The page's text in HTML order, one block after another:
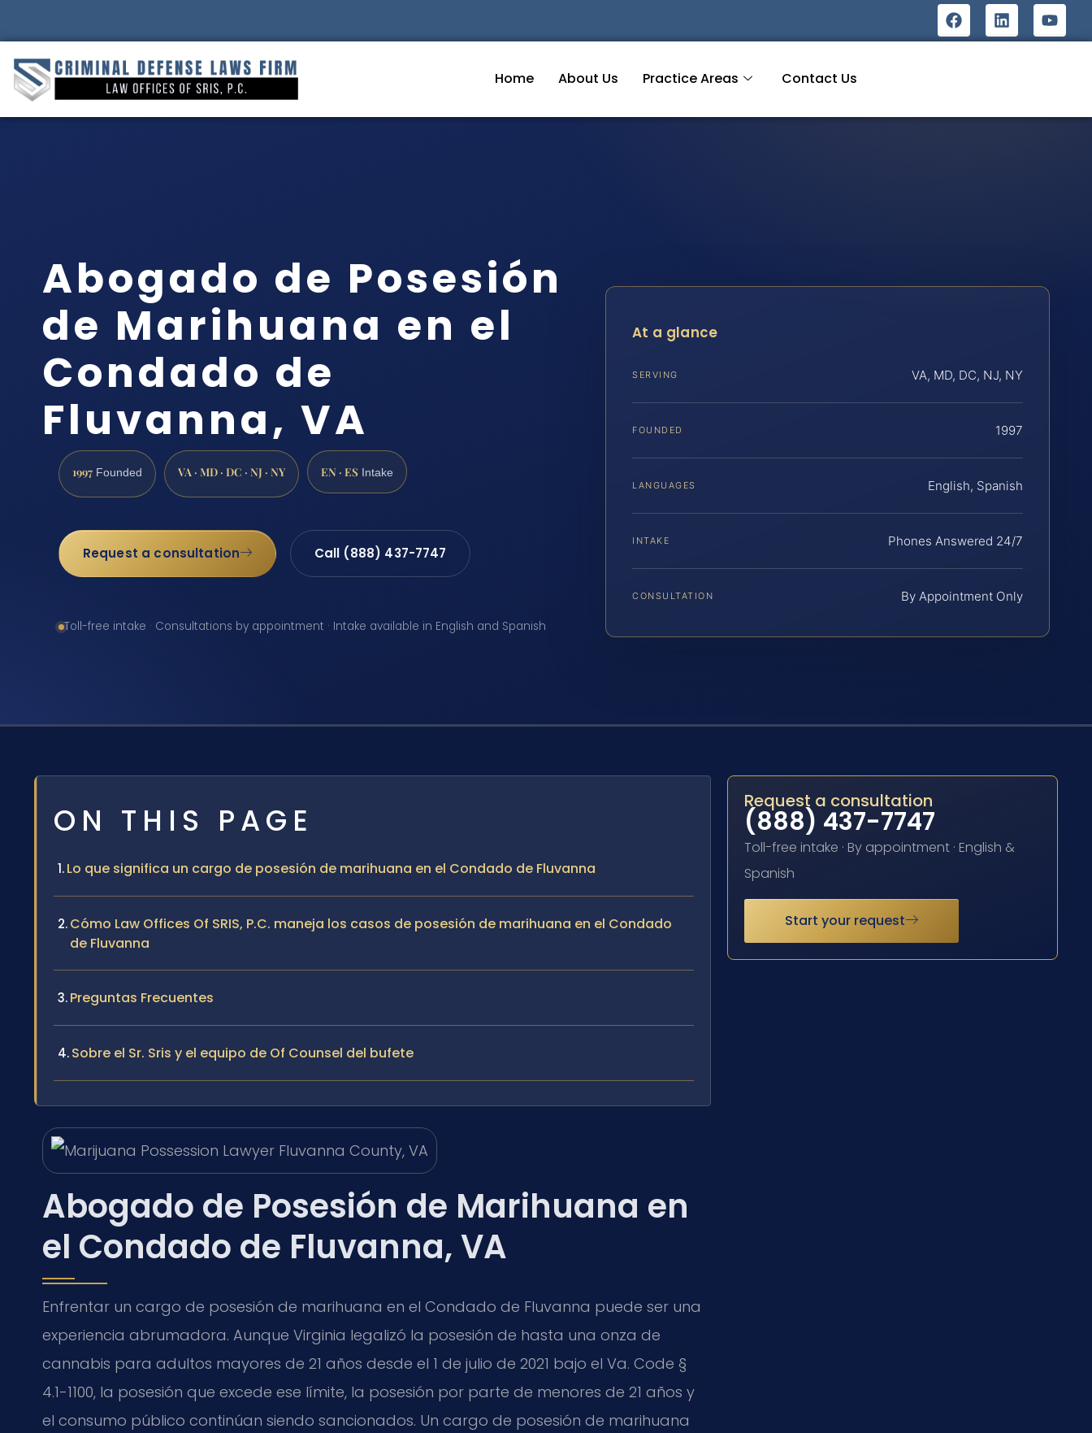
Home About Us Practice Areas Contact Us
Abogado de Posesión
de Marihuana en el
Condado de
Fluvanna, VA
1997 Founded VA · MD · DC · NJ · NY EN · ES Intake
Request a consultation Call (888) 437-7747
Toll-free intake · Consultations by appointment · Intake available in English and Spanish
At a glance
SERVING VA, MD, DC, NJ, NY
FOUNDED 1997
LANGUAGES English, Spanish
INTAKE Phones Answered 24/7
CONSULTATION By Appointment Only
ON THIS PAGE
Lo que significa un cargo de posesión de marihuana en el Condado de Fluvanna
Cómo Law Offices Of SRIS, P.C. maneja los casos de posesión de marihuana en el Condado
de Fluvanna
Preguntas Frecuentes
Sobre el Sr. Sris y el equipo de Of Counsel del bufete
Abogado de Posesión de Marihuana en
el Condado de Fluvanna, VA
Enfrentar un cargo de posesión de marihuana en el Condado de Fluvanna puede ser una
experiencia abrumadora. Aunque Virginia legalizó la posesión de hasta una onza de
cannabis para adultos mayores de 21 años desde el 1 de julio de 2021 bajo el Va. Code §
4.1-1100, la posesión que excede ese límite, la posesión por parte de menores de 21 años y
el consumo público continúan siendo sancionados. Un cargo de posesión de marihuana
Request a consultation
(888) 437-7747
Toll-free intake · By appointment · English &
Spanish
Start your request